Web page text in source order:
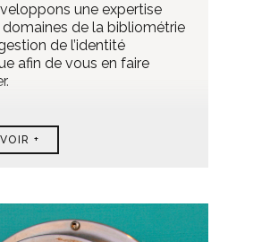
une expertise
domaines de la bibliométrie
de l’identité
afin de vous en faire
+